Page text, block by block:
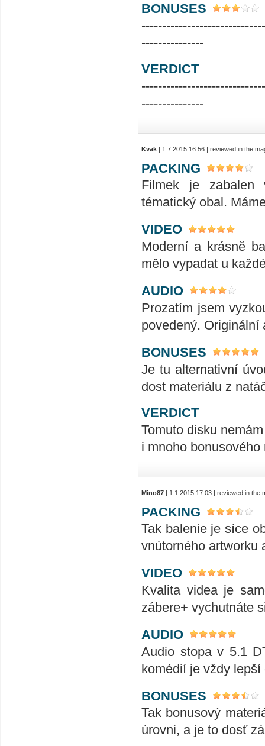
BONUSES
---------------
VERDICT
---------------
Kvak | 1.7.2015 16:56 | reviewed in the
PACKING
Filmek je zabalen
tématický obal.
VIDEO
Moderní a krásně
mělo vypadat u
AUDIO
Prozatím jsem
povedený. Originální
BONUSES
Je tu alternativní
dost materiálu z
VERDICT
Tomuto disku
i mnoho
Mino87 | 1.1.2015 17:03 | reviewed in the
PACKING
Tak balenie je síce
vnútorného artworku
VIDEO
Kvalita videa je
zábere+ vychutnáte
AUDIO
Audio stopa v 5.1
komédií je vždy lepší
BONUSES
Tak bonusový
úrovni, a je to dosť